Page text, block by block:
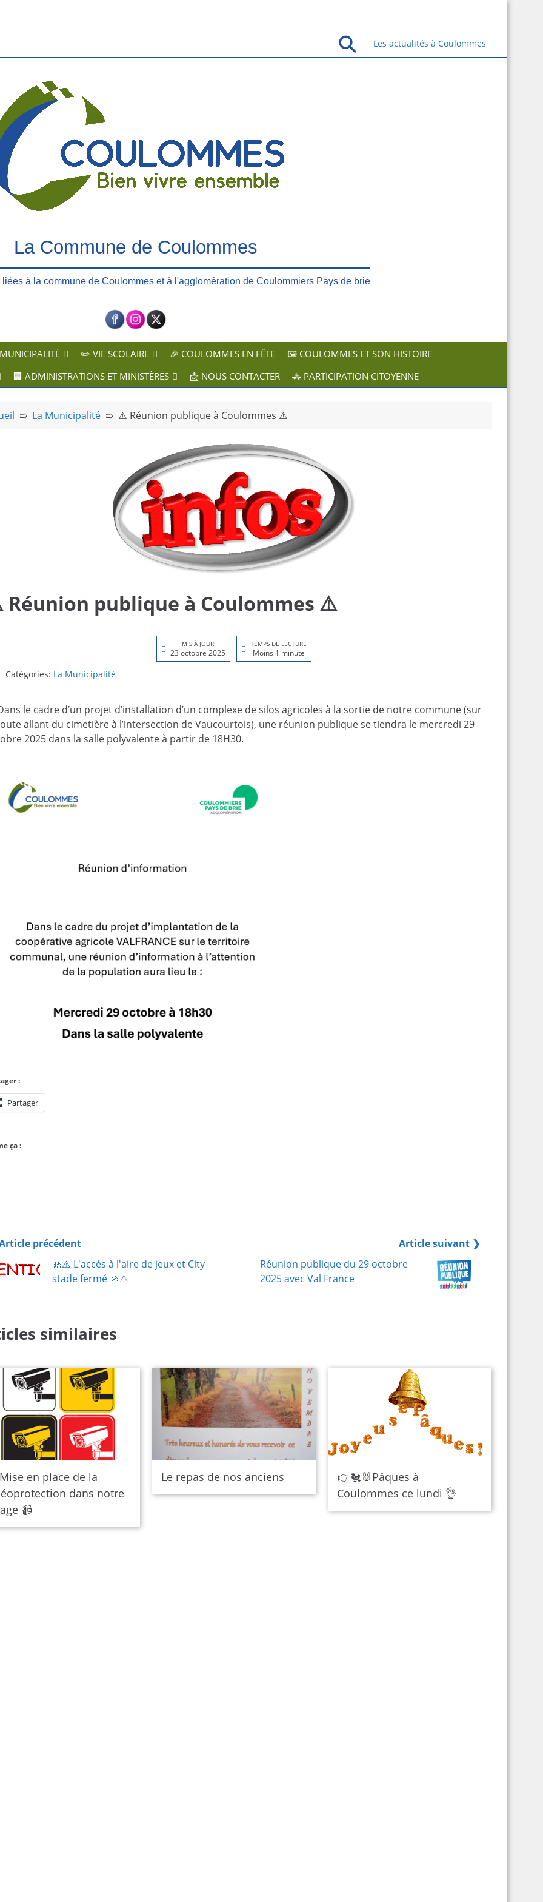
Les actualités à Coulommes
La Commune de Coulommes
à la commune de Coulommes et à l'agglomération de Coulommiers Pays de brie
✏️ VIE SCOLAIRE 🎉 COULOMMES EN FÊTE
🖼️ COULOMMES ET SON HISTOIRE
🏢 ADMINISTRATIONS ET MINISTÈRES 📩 NOUS CONTACTER 🚓 PARTICIPATION CITOYENNE
➯ La Municipalité ➯ ⚠️ Réunion publique à Coulommes ⚠️
publique à Coulommes ⚠️
MIS À JOUR
23 octobre 2025
TEMPS DE LECTURE
Moins 1 minute
Catégories: La Municipalité
le cadre d’un projet d’installation d’un complexe de silos agricoles à la sortie de notre commune (sur
allant du cimetière à l’intersection de Vaucourtois), une réunion publique se tiendra le mercredi 29
2025 dans la salle polyvalente à partir de 18H30.
:
Partager
ça :
précédent
🚸⚠️ L'accès à l'aire de jeux et City
stade fermé 🚸⚠️
Article suivant ❯
Réunion publique du 29 octobre
2025 avec Val France
similaires
en place de la
dans notre
📹️
Le repas de nos anciens
👉🐔🐰Pâques à
Coulommes ce lundi 👌